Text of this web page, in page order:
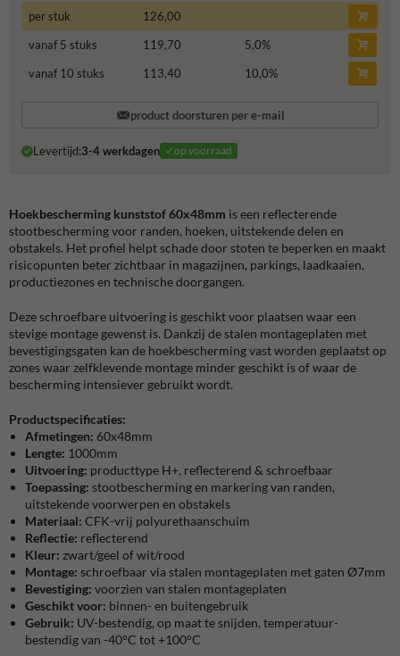
per stuk
126,00
vanaf 5 stuks
119,70 5,0%
vanaf 10 stuks
113,40 10,0%
product doorsturen per e-mail
Levertijd:3-4 werkdagen ✓op voorraad
Hoekbescherming kunststof 60x48mm is een reflecterende
stootbescherming voor randen, hoeken, uitstekende delen en
obstakels. Het profiel helpt schade door stoten te beperken en maakt
risicopunten beter zichtbaar in magazijnen, parkings, laadkaaien,
productiezones en technische doorgangen.
Deze schroefbare uitvoering is geschikt voor plaatsen waar een
stevige montage gewenst is. Dankzij de stalen montageplaten met
bevestigingsgaten kan de hoekbescherming vast worden geplaatst op
zones waar zelfklevende montage minder geschikt is of waar de
bescherming intensiever gebruikt wordt.
Productspecificaties:
Afmetingen: 60x48mm
Lengte: 1000mm
Uitvoering: producttype H+, reflecterend & schroefbaar
Toepassing: stootbescherming en markering van randen,
uitstekende voorwerpen en obstakels
Materiaal: CFK-vrij polyurethaanschuim
Reflectie: reflecterend
Kleur: zwart/geel of wit/rood
Montage: schroefbaar via stalen montageplaten met gaten Ø7mm
Bevestiging: voorzien van stalen montageplaten
Geschikt voor: binnen- en buitengebruik
Gebruik: UV-bestendig, op maat te snijden, temperatuur-
bestendig van -40°C tot +100°C